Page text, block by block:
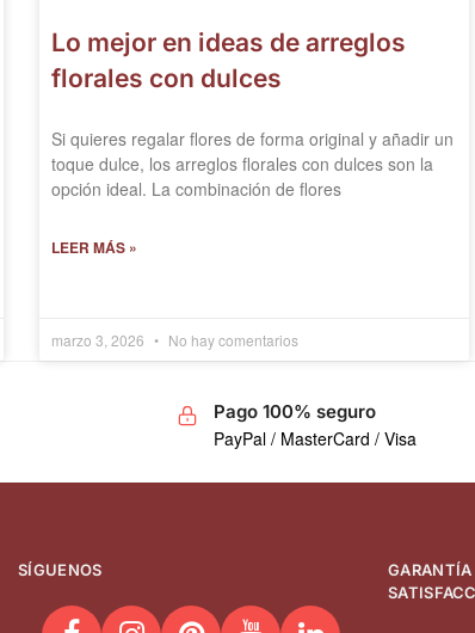
Lo mejor en ideas de arreglos
florales con dulces
Si quieres regalar flores de forma original y añadir un
toque dulce, los arreglos florales con dulces son la
opción ideal. La combinación de flores
LEER MÁS »
marzo 3, 2026 No hay comentarios
Pago 100% seguro
PayPal / MasterCard / Visa
SÍGUENOS
GARANTÍA